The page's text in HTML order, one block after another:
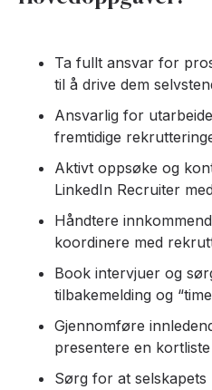
Ta fullt ansvar for
til å drive dem
Ansvarlig for
fremtidige
Aktivt oppsøke og
LinkedIn Recruiter
Håndtere
koordinere med
Book intervjuer og
tilbakemelding og
Gjennomføre
presentere en
Sørg for at selskapets